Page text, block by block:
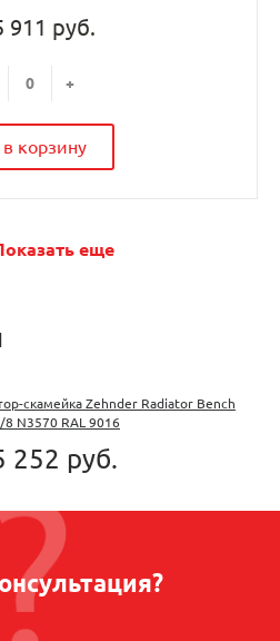
911 руб.
+
в корзину
еще
скамейка Zehnder Radiator Bench
8 N3570 RAL 9016
252 руб.